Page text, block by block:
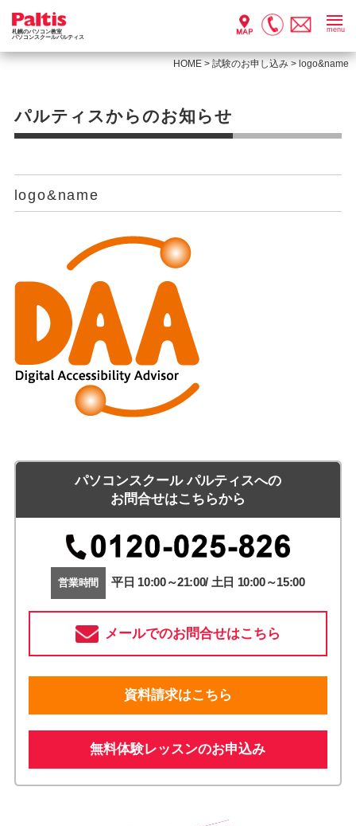
札幌のパソコン教室
パソコンスクールパルティス
menu
HOME >試験のお申し込み > logo&name
パルティスからのお知らせ
logo&name
パソコンスクール パルティスへの
お問合せはこちらから
営業時間 平日 10:00～21:00/ 土日 10:00～15:00
メールでのお問合せはこちら
資料請求はこちら
無料体験レッスンのお申込み